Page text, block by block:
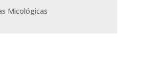
Micológicas